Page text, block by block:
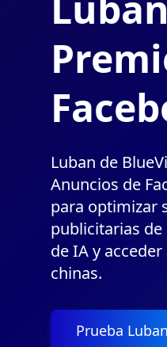
Luban de
Anuncios de
para optimizar
publicitarias
de IA y
chinas.
Prueba